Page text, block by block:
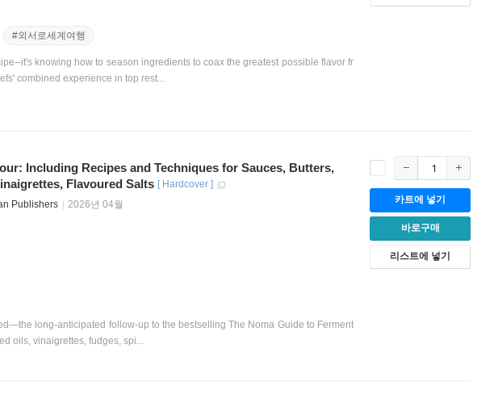
#외서로세계여행
it's knowing how to season ingredients to coax the greatest possible flavor fr
combined experience in top rest...
Including Recipes and Techniques for Sauces, Butters,
Flavoured Salts [ Hardcover ]
Publishers 2026년 04월
long-anticipated follow-up to the bestselling The Noma Guide to Ferment
oils, vinaigrettes, fudges, spi...
카트에 넣기
바로구매
리스트에 넣기